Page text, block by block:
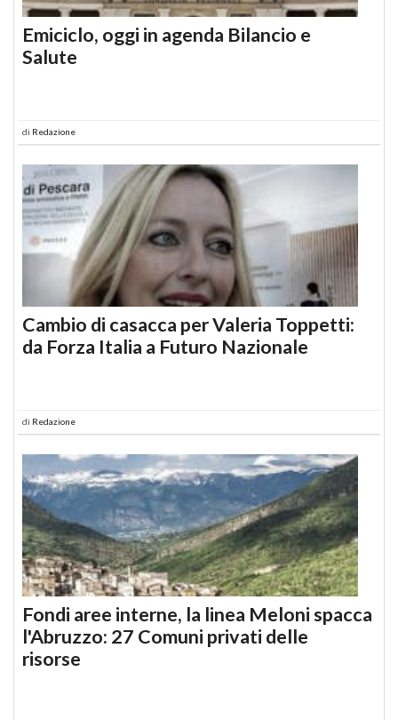
Emiciclo, oggi in agenda Bilancio e
Salute
di Redazione
Cambio di casacca per Valeria Toppetti:
da Forza Italia a Futuro Nazionale
di Redazione
Fondi aree interne, la linea Meloni spacca
l'Abruzzo: 27 Comuni privati delle
risorse